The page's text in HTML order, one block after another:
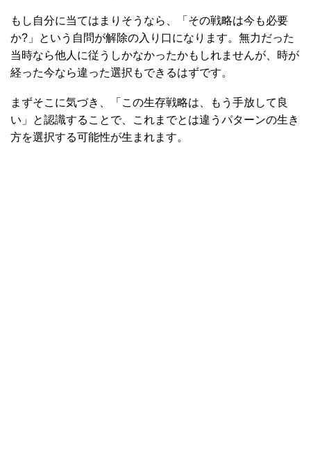
もし自分に当てはまりそうなら、「その戦略は今も必要
か?」という自問が解除の入り口になります。無力だった
当時なら他人に従うしかなかったかもしれませんが、時が
経った今なら違った選択もできるはずです。
まずそこに気づき、「この生存戦略は、もう手放して良
い」と認識することで、これまでとは違うパターンの生き
方を選択する可能性が生まれます。